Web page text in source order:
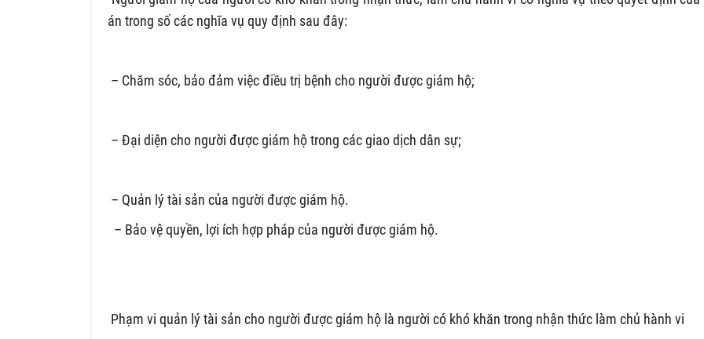
án trong số các nghĩa vụ quy định sau đây:
– Chăm sóc, bảo đảm việc điều trị bệnh cho người được giám hộ;
– Đại diện cho người được giám hộ trong các giao dịch dân sự;
– Quản lý tài sản của người được giám hộ.
– Bảo vệ quyền, lợi ích hợp pháp của người được giám hộ.
Phạm vi quản lý tài sản cho người được giám hộ là người có khó khăn trong nhận thức làm chủ hành vi